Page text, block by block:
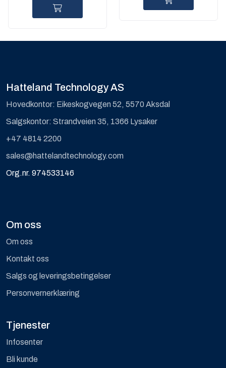
Hatteland Technology AS
Hovedkontor: Eikeskogvegen 52, 5570 Aksdal
Salgskontor: Strandveien 35, 1366 Lysaker
+47 4814 2200
sales@hattelandtechnology.com
Org.nr. 974533146
Om oss
Om oss
Kontakt oss
Salgs og leveringsbetingelser
Personvernerklæring
Tjenester
Infosenter
Bli kunde